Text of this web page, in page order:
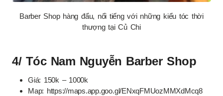
Barber Shop hàng đẩu, nổi tiếng với những kiểu tóc thời
thượng tại Củ Chi
4/ Tóc Nam Nguyễn Barber Shop
Giá: 150k – 1000k
Map: https://maps.app.goo.gl/ENxqFMUozMMXdMcq8